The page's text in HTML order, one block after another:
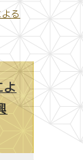
る